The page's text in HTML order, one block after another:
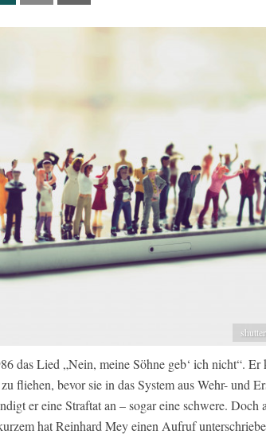
das Lied „Nein, meine Söhne geb‘ ich nicht“. Er
fliehen, bevor sie in das System aus Wehr- und
er eine Straftat an – sogar eine schwere. Doch
hat Reinhard Mey einen Aufruf